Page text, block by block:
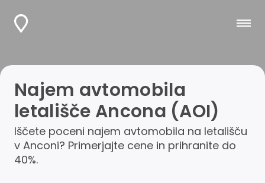
Najem avtomobila
letališče Ancona (AOI)
Iščete poceni najem avtomobila na letališču
v Anconi? Primerjajte cene in prihranite do
40%.